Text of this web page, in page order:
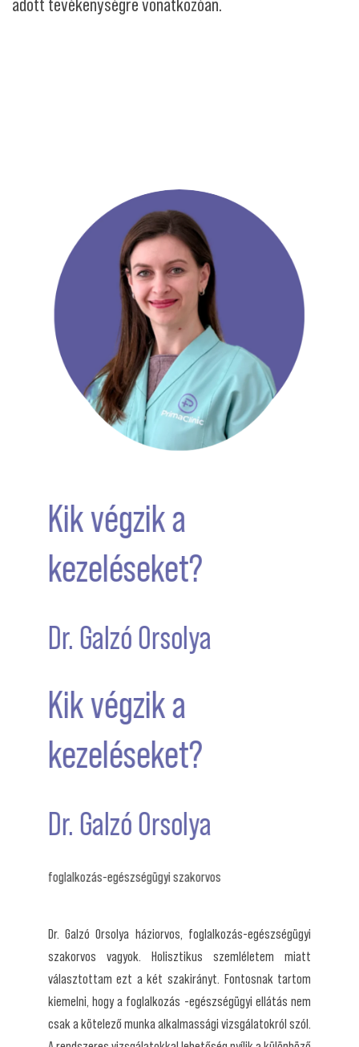
Kik végzik a
kezeléseket?
Dr. Galzó Orsolya
Kik végzik a
kezeléseket?
Dr. Galzó Orsolya
foglalkozás-egészségügyi szakorvos
Dr. Galzó Orsolya háziorvos, foglalkozás-egészségügyi
szakorvos vagyok. Holisztikus szemléletem miatt
választottam ezt a két szakirányt. Fontosnak tartom
kiemelni, hogy a foglalkozás -egészségügyi ellátás nem
csak a kötelező munka alkalmassági vizsgálatokról szól.